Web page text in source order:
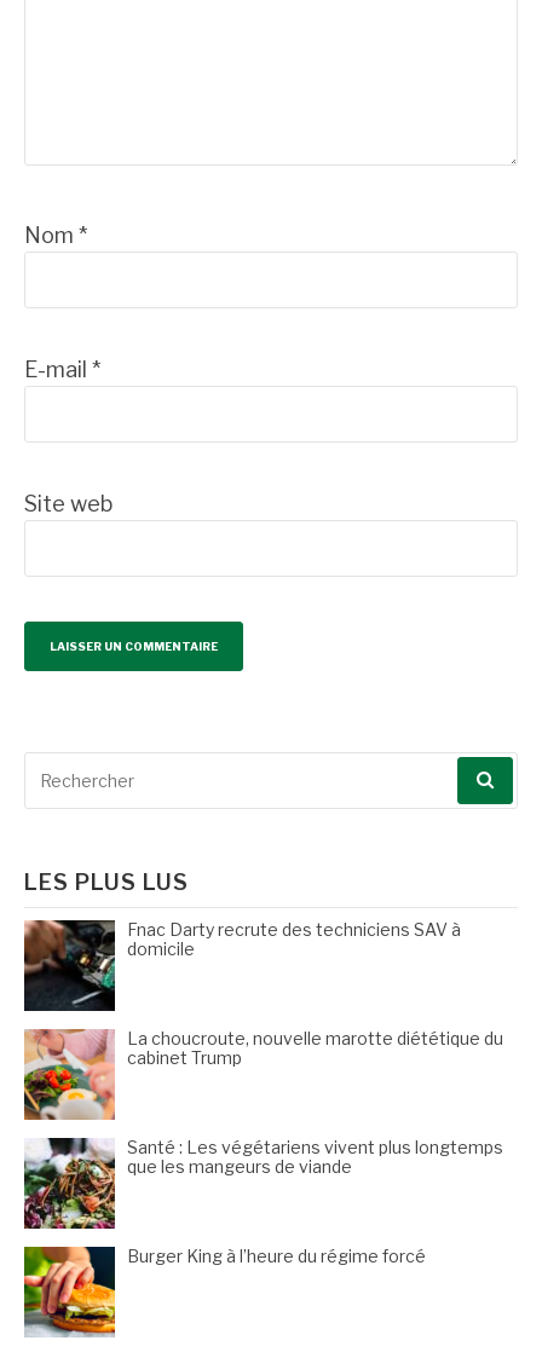
Nom *
E-mail *
Site web
LES PLUS LUS
Fnac Darty recrute des techniciens SAV à
domicile
La choucroute, nouvelle marotte diététique du
cabinet Trump
Santé : Les végétariens vivent plus longtemps
que les mangeurs de viande
Burger King à l’heure du régime forcé